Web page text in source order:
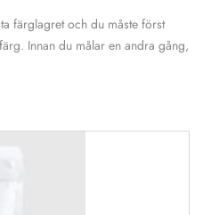
färglagret och du måste först
Innan du målar en andra gång,